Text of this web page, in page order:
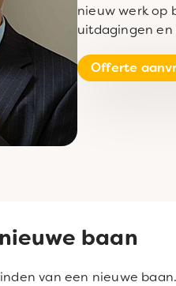
nieuw werk op
uitdagingen en
Offerte
baan
van een nieuwe